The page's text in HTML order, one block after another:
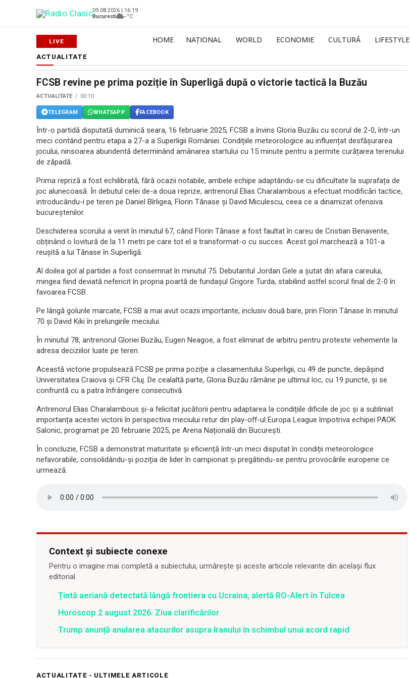
09.08.2026 | 16:19
Bucuresti
--°C
HOME NAȚIONAL WORLD ECONOMIE CULTURĂ LIFESTYLE
ACTUALITATE
FCSB revine pe prima poziție în Superligă după o victorie tactică la Buzău
ACTUALITATE 00:10
TELEGRAM WHATSAPP FACEBOOK
Într-o partidă disputată duminică seara, 16 februarie 2025, FCSB a învins Gloria Buzău cu scorul de 2-0, într-un
meci contând pentru etapa a 27-a a Superligii României. Condițiile meteorologice au influențat desfășurarea
jocului, ninsoarea abundentă determinând amânarea startului cu 15 minute pentru a permite curățarea terenului
de zăpadă.
Prima repriză a fost echilibrată, fără ocazii notabile, ambele echipe adaptându-se cu dificultate la suprafața de
joc alunecoasă. În debutul celei de-a doua reprize, antrenorul Elias Charalambous a efectuat modificări tactice,
introducându-i pe teren pe Daniel Bîrligea, Florin Tănase și David Miculescu, ceea ce a dinamizat ofensiva
bucureștenilor.
Deschiderea scorului a venit în minutul 67, când Florin Tănase a fost faultat în careu de Cristian Benavente,
obținând o lovitură de la 11 metri pe care tot el a transformat-o cu succes. Acest gol marchează a 101-a
reușită a lui Tănase în Superligă.
Al doilea gol al partidei a fost consemnat în minutul 75. Debutantul Jordan Gele a șutat din afara careului,
mingea fiind deviată nefericit în propria poartă de fundașul Grigore Turda, stabilind astfel scorul final de 2-0 în
favoarea FCSB.
Pe lângă golurile marcate, FCSB a mai avut ocazii importante, inclusiv două bare, prin Florin Tănase în minutul
70 și David Kiki în prelungirile meciului.
În minutul 78, antrenorul Gloriei Buzău, Eugen Neagoe, a fost eliminat de arbitru pentru proteste vehemente la
adresa deciziilor luate pe teren.
Această victorie propulsează FCSB pe prima poziție a clasamentului Superligii, cu 49 de puncte, depășind
Universitatea Craiova și CFR Cluj. De cealaltă parte, Gloria Buzău rămâne pe ultimul loc, cu 19 puncte, și se
confruntă cu a patra înfrângere consecutivă.
Antrenorul Elias Charalambous și-a felicitat jucătorii pentru adaptarea la condițiile dificile de joc și a subliniat
importanța acestei victorii în perspectiva meciului retur din play-off-ul Europa League împotriva echipei PAOK
Salonic, programat pe 20 februarie 2025, pe Arena Națională din București.
În concluzie, FCSB a demonstrat maturitate și eficiență într-un meci disputat în condiții meteorologice
nefavorabile, consolidându-și poziția de lider în campionat și pregătindu-se pentru provocările europene ce
urmează.
Context și subiecte conexe
Pentru o imagine mai completă a subiectului, urmărește și aceste articole relevante din același flux
editorial.
Țintă aeriană detectată lângă frontiera cu Ucraina, alertă RO-Alert în Tulcea
Horoscop 2 august 2026. Ziua clarificărilor
Trump anunță anularea atacurilor asupra Iranului în schimbul unui acord rapid
ACTUALITATE - ULTIMELE ARTICOLE